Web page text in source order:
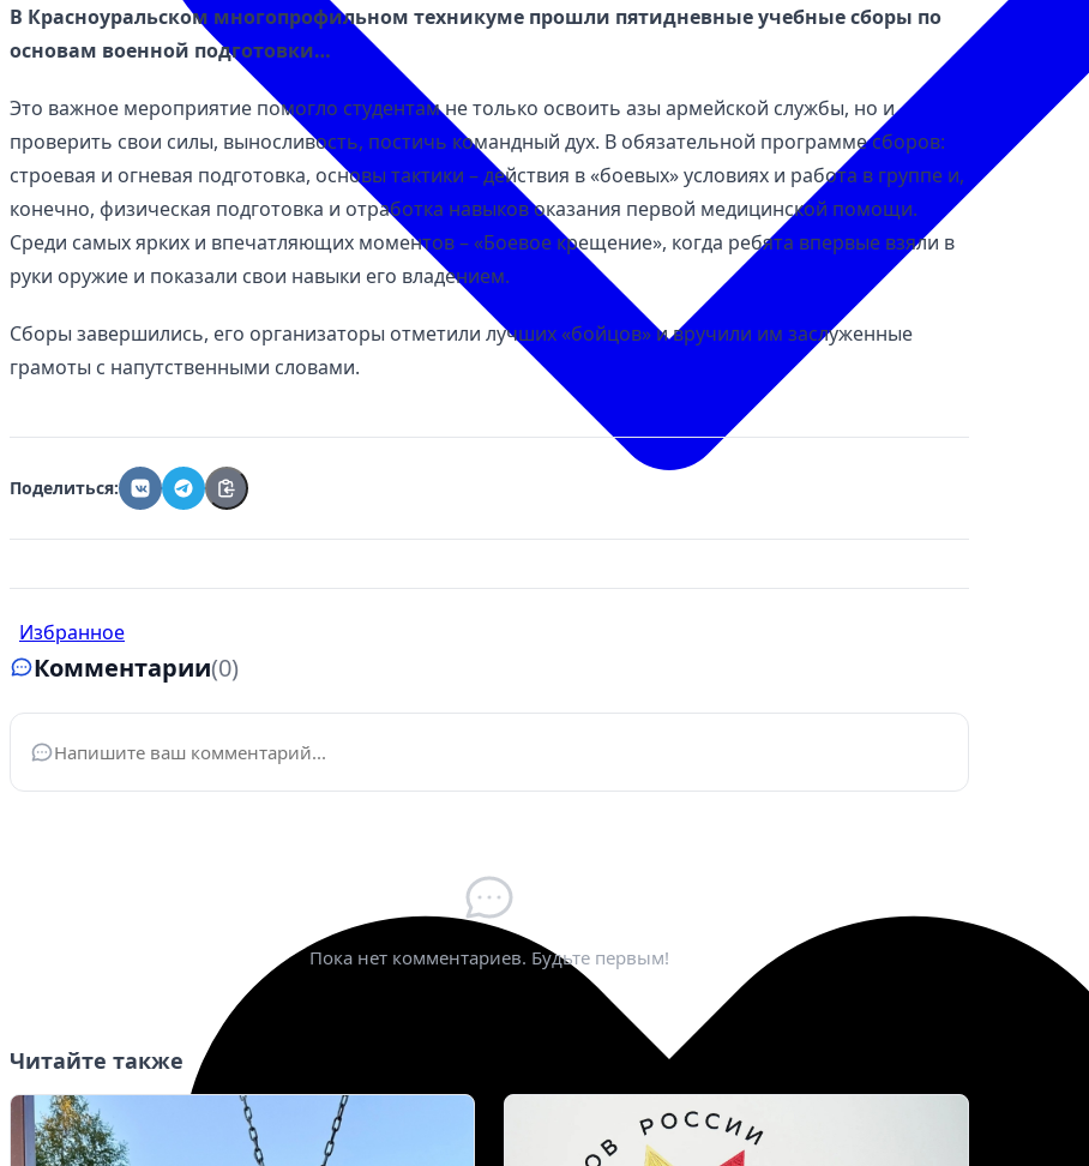
Избранное
В Красноуральском многопрофильном техникуме прошли пятидневные учебные сборы по
основам военной подготовки…
Это важное мероприятие помогло студентам не только освоить азы армейской службы, но и
проверить свои силы, выносливость, постичь командный дух. В обязательной программе сборов:
строевая и огневая подготовка, основы тактики – действия в «боевых» условиях и работа в группе и,
конечно, физическая подготовка и отработка навыков оказания первой медицинской помощи.
Среди самых ярких и впечатляющих моментов – «Боевое крещение», когда ребята впервые взяли в
руки оружие и показали свои навыки его владением.
Сборы завершились, его организаторы отметили лучших «бойцов» и вручили им заслуженные
грамоты с напутственными словами.
Поделиться:
Комментарии(0)
Ваше имя* Электронная почта*
Пока нет комментариев. Будьте первым!
Читайте также